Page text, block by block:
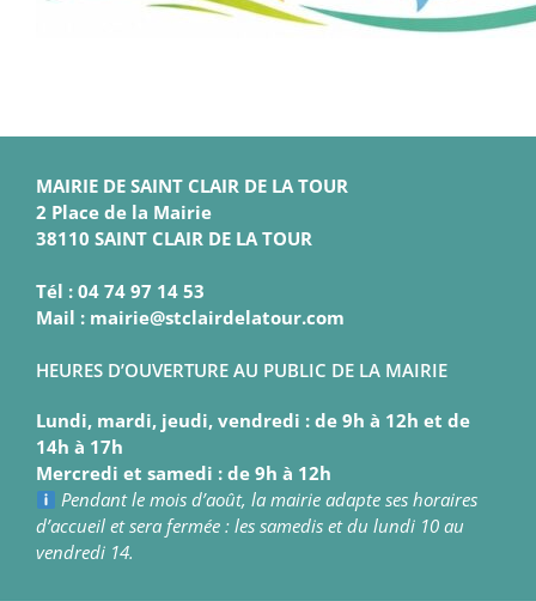
MAIRIE DE SAINT CLAIR DE LA TOUR
2 Place de la Mairie
38110 SAINT CLAIR DE LA TOUR
Tél : 04 74 97 14 53
Mail : mairie@stclairdelatour.com
HEURES D’OUVERTURE AU PUBLIC DE LA MAIRIE
Lundi, mardi, jeudi, vendredi : de 9h à 12h et de
14h à 17h
Mercredi et samedi : de 9h à 12h
Pendant le mois d’août, la mairie adapte ses horaires
d’accueil et sera fermée : les samedis et du lundi 10 au
vendredi 14.